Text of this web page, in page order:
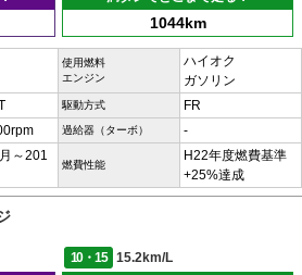
1044km
使用燃料
エンジン
ハイオク
ガソリン
駆動方式 FR
過給器（ターボ） -
～201
燃費性能
H22年度燃費基準
+25%達成
10・15
15.2km/L